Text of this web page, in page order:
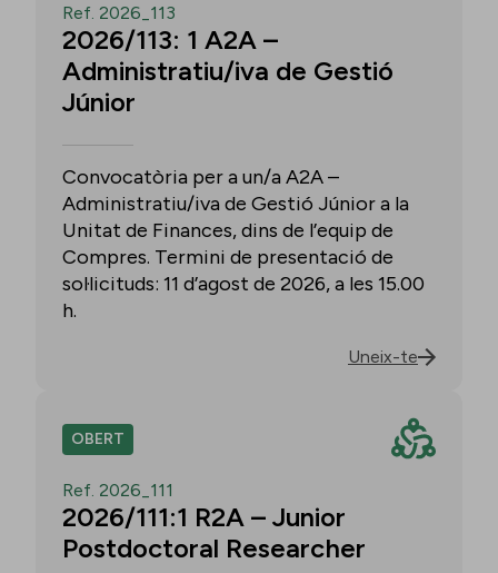
Ref. 2026_113
2026/113: 1 A2A –
Administratiu/iva de Gestió
Júnior
Convocatòria per a un/a A2A –
Administratiu/iva de Gestió Júnior a la
Unitat de Finances, dins de l’equip de
Compres. Termini de presentació de
sol·licituds: 11 d’agost de 2026, a les 15.00
h.
Uneix-te
OBERT
Ref. 2026_111
2026/111:1 R2A – Junior
Postdoctoral Researcher